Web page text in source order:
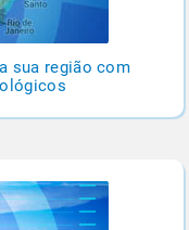
sua região com